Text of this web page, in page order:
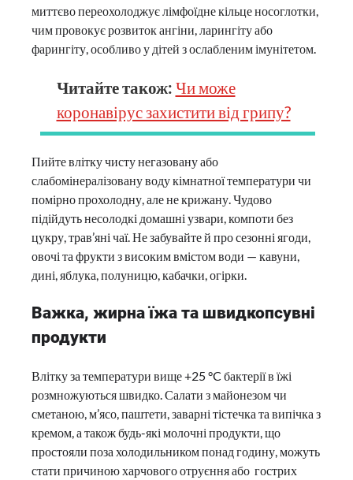
миттєво переохолоджує лімфоїдне кільце носоглотки,
чим провокує розвиток ангіни, ларингіту або
фарингіту, особливо у дітей з ослабленим імунітетом.
Читайте також: Чи може
коронавірус захистити від грипу?
Пийте влітку чисту негазовану або
слабомінералізовану воду кімнатної температури чи
помірно прохолодну, але не крижану. Чудово
підійдуть несолодкі домашні узвари, компоти без
цукру, трав’яні чаї. Не забувайте й про сезонні ягоди,
овочі та фрукти з високим вмістом води — кавуни,
дині, яблука, полуницю, кабачки, огірки.
Важка, жирна їжа та швидкопсувні
продукти
Влітку за температури вище +25 °C бактерії в їжі
розмножуються швидко. Салати з майонезом чи
сметаною, м’ясо, паштети, заварні тістечка та випічка з
кремом, а також будь-які молочні продукти, що
простояли поза холодильником понад годину, можуть
стати причиною харчового отруєння або гострих